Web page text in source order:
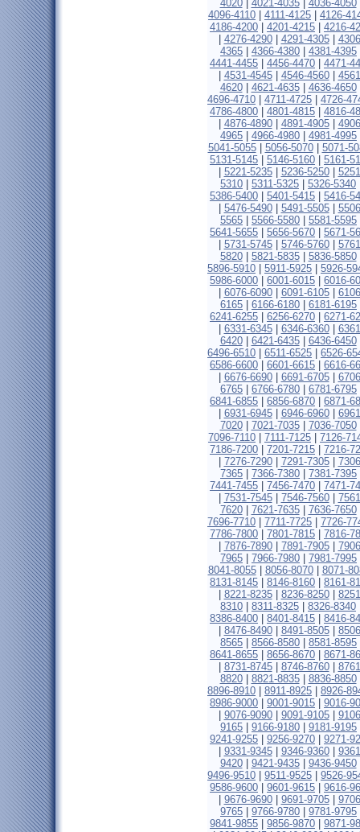
4020| 4021-4035| 4036-4050
4096-4110
4111-4125
4126-
4186-4200
4201-4215
4216-
4276-4290| 4291-4305|
4365
4366-4380 4381-4395
4441-4455
4456-4470
4471-
4531-4545| 4546-4560|
4620| 4621-4635| 4636-4650
4696-4710
4711-4725
4726-
4786-4800
4801-4815
4816-
4876-4890| 4891-4905|
4965
4966-4980 4981-4995
5041-5055| 5056-5070| 5071-
5131-5145
5146-5160
5161-
5221-5235| 5236-5250|
5310
5311-5325 5326-5340
5386-5400
5401-5415
5416-
5476-5490| 5491-5505|
5565
5566-5580 5581-5595
5641-5655
5656-5670
5671-
5731-5745| 5746-5760|
5820| 5821-5835| 5836-5850
5896-5910
5911-5925
5926-
5986-6000
6001-6015
6016-
6076-6090| 6091-6105|
6165
6166-6180 6181-6195
6241-6255
6256-6270
6271-
6331-6345| 6346-6360|
6420| 6421-6435| 6436-6450
6496-6510
6511-6525
6526-
6586-6600
6601-6615
6616-
6676-6690| 6691-6705|
6765
6766-6780 6781-6795
6841-6855
6856-6870
6871-
6931-6945| 6946-6960|
7020| 7021-7035| 7036-7050
7096-7110
7111-7125
7126-
7186-7200
7201-7215
7216-
7276-7290| 7291-7305|
7365
7366-7380 7381-7395
7441-7455
7456-7470
7471-
7531-7545| 7546-7560|
7620| 7621-7635| 7636-7650
7696-7710
7711-7725
7726-
7786-7800
7801-7815
7816-
7876-7890| 7891-7905|
7965
7966-7980 7981-7995
8041-8055| 8056-8070| 8071-
8131-8145
8146-8160
8161-
8221-8235| 8236-8250|
8310
8311-8325 8326-8340
8386-8400
8401-8415
8416-
8476-8490| 8491-8505|
8565
8566-8580 8581-8595
8641-8655
8656-8670
8671-
8731-8745| 8746-8760|
8820| 8821-8835| 8836-8850
8896-8910
8911-8925
8926-
8986-9000
9001-9015
9016-
9076-9090| 9091-9105|
9165
9166-9180 9181-9195
9241-9255
9256-9270
9271-
9331-9345| 9346-9360|
9420| 9421-9435| 9436-9450
9496-9510
9511-9525
9526-
9586-9600
9601-9615
9616-
9676-9690| 9691-9705|
9765
9766-9780 9781-9795
9841-9855
9856-9870
9871-